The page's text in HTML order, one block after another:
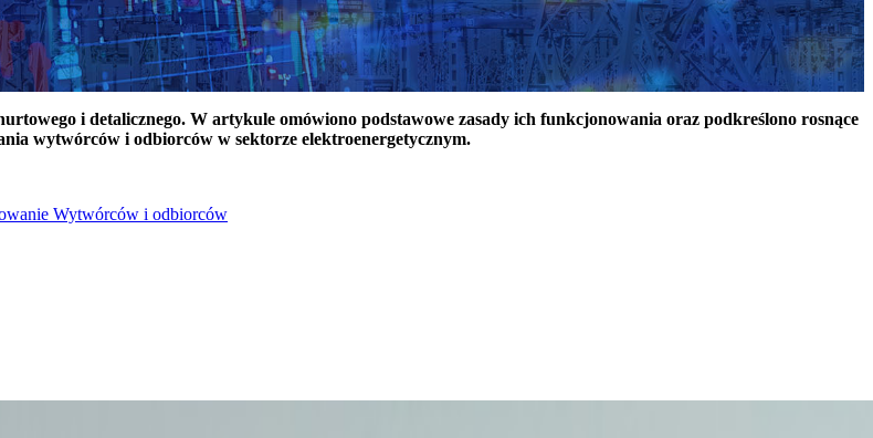
i detalicznego. W artykule omówiono podstawowe zasady ich funkcjonowania oraz podkreślono rosnące
wytwórców i odbiorców w sektorze elektroenergetycznym.
Wytwórców i odbiorców